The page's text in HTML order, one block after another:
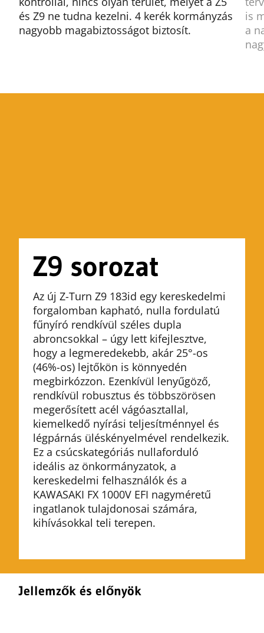
és Z9 ne tudna kezelni. 4 kerék kormányzás
nagyobb magabiztosságot biztosít.
is
a
Z9 sorozat
Az új Z-Turn Z9 183id egy kereskedelmi
forgalomban kapható, nulla fordulatú
fűnyíró rendkívül széles dupla
abroncsokkal – úgy lett kifejlesztve,
hogy a legmeredekebb, akár 25°-os
(46%-os) lejtőkön is könnyedén
megbirkózzon. Ezenkívül lenyűgöző,
rendkívül robusztus és többszörösen
megerősített acél vágóasztallal,
kiemelkedő nyírási teljesítménnyel és
légpárnás üléskényelmével rendelkezik.
Ez a csúcskategóriás nullaforduló
ideális az önkormányzatok, a
kereskedelmi felhasználók és a
KAWASAKI FX 1000V EFI nagyméretű
ingatlanok tulajdonosai számára,
kihívásokkal teli terepen.
Jellemzők és előnyök